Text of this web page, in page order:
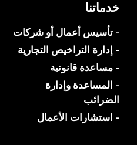
خدماتنا
- تأسيس أعمال أو شركات
- إدارة التراخيص التجارية
- مساعدة قانونية
- المساعدة وإدارة
الضرائب
- استشارات الأعمال